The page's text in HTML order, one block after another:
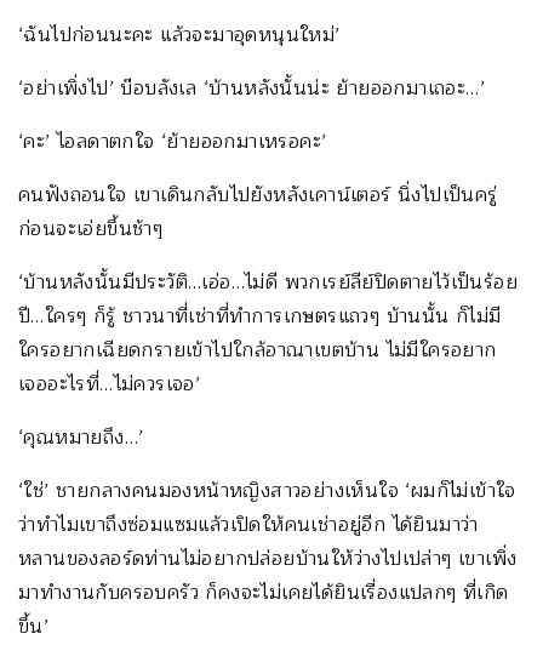
‘ฉันไปก่อนนะคะ แล้วจะมาอุดหนุนใหม่’
‘อย่าเพิ่งไป’ บ๊อบลังเล ‘บ้านหลังนั้นน่ะ ย้ายออกมาเถอะ…’
‘คะ’ ไอลดาตกใจ ‘ย้ายออกมาเหรอคะ’
คนฟังถอนใจ เขาเดินกลับไปยังหลังเคาน์เตอร์ นิ่งไปเป็นครู่
ก่อนจะเอ่ยขึ้นช้าๆ
‘บ้านหลังนั้นมีประวัติ…เอ่อ…ไม่ดี พวกเรย์ลีย์ปิดตายไว้เป็นร้อย
ปี…ใครๆ ก็รู้ ชาวนาที่เช่าที่ทำการเกษตรแถวๆ บ้านนั้น ก็ไม่มี
ใครอยากเฉียดกรายเข้าไปใกล้อาณาเขตบ้าน ไม่มีใครอยาก
เจออะไรที่…ไม่ควรเจอ’
‘คุณหมายถึง…’
‘ใช่’ ชายกลางคนมองหน้าหญิงสาวอย่างเห็นใจ ‘ผมก็ไม่เข้าใจ
ว่าทำไมเขาถึงซ่อมแซมแล้วเปิดให้คนเช่าอยู่อีก ได้ยินมาว่า
หลานของลอร์ดท่านไม่อยากปล่อยบ้านให้ว่างไปเปล่าๆ เขาเพิ่ง
มาทำงานกับครอบครัว ก็คงจะไม่เคยได้ยินเรื่องแปลกๆ ที่เกิด
ขึ้น’